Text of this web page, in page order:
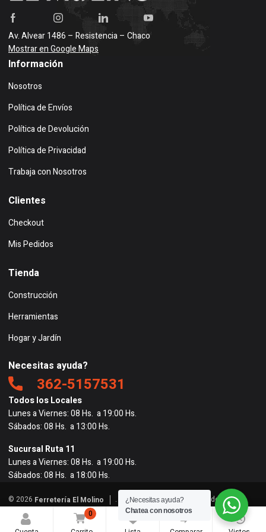
0
0
Av. Alvear 1486 – Resistencia – Chaco
Mostrar en Google Maps
Información
Nosotros
Política de Envíos
Política de Devolución
Política de Privacidad
Trabaja con Nosotros
Clientes
Checkout
Mis Pedidos
Tienda
Construcción
Herramientas
Hogar y Jardín
Necesitas ayuda?
362-5157531
Todos los Locales
Lunes a Viernes: 08 Hs. a 19:00 Hs.
Sábados: 08 Hs. a 13:00 Hs.
Sucursal Ruta 11
Lunes a Viernes: 08 Hs. a 19:00 Hs.
Sábados: 08 Hs. a 18:00 Hs.
© 2026 Ferretería El Molino
. Todos los derechos reservados. |
BigRedes
¿Necesitas ayuda?
Chatea con nosotros